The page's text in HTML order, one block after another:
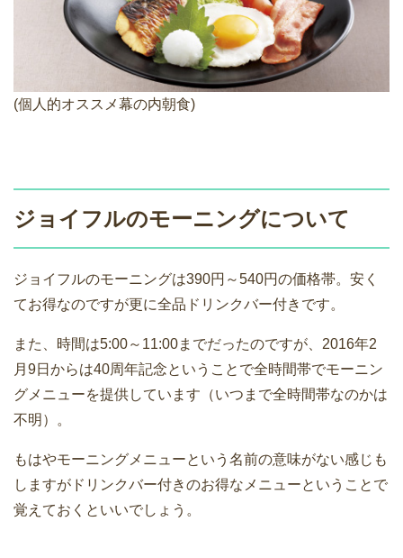
(個人的オススメ幕の内朝食)
ジョイフルのモーニングについて
ジョイフルのモーニングは390円～540円の価格帯。安く
てお得なのですが更に全品ドリンクバー付きです。
また、時間は5:00～11:00までだったのですが、2016年2
月9日からは40周年記念ということで全時間帯でモーニン
グメニューを提供しています（いつまで全時間帯なのかは
不明）。
もはやモーニングメニューという名前の意味がない感じも
しますがドリンクバー付きのお得なメニューということで
覚えておくといいでしょう。